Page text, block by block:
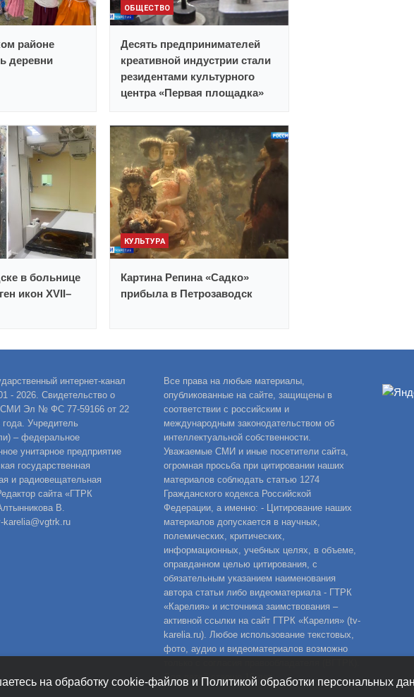
районе
деревни
ОБЩЕСТВО
Десять предпринимателей
креативной индустрии стали
резидентами культурного
центра «Первая площадка»
в больнице
икон XVII–
КУЛЬТУРА
Картина Репина «Садко»
прибыла в Петрозаводск
интернет-канал
- 2026. Свидетельство о
СМИ Эл № ФС 77-59166 от 22
года. Учредитель
– федеральное
унитарное предприятие
государственная
и радиовещательная
сайта «ГТРК
В.
karelia@vgtrk.ru
Все права на любые материалы,
опубликованные на сайте, защищены в
соответствии с российским и
международным законодательством об
интеллектуальной собственности.
Уважаемые СМИ и иные посетители сайта,
огромная просьба при цитировании наших
материалов соблюдать статью 1274
Гражданского кодекса Российской
Федерации, а именно: - Цитирование наших
материалов допускается в научных,
полемических, критических,
информационных, учебных целях, в объеме,
оправданном целью цитирования, с
обязательным указанием наименования
автора статьи либо видеоматериала - ГТРК
«Карелия» и источника заимствования –
активной ссылки на сайт ГТРК «Карелия» (tv-
karelia.ru). Любое использование текстовых,
фото, аудио и видеоматериалов возможно
Для детей старше 16 лет.
на обработку cookie-файлов и Политикой обработки персональных